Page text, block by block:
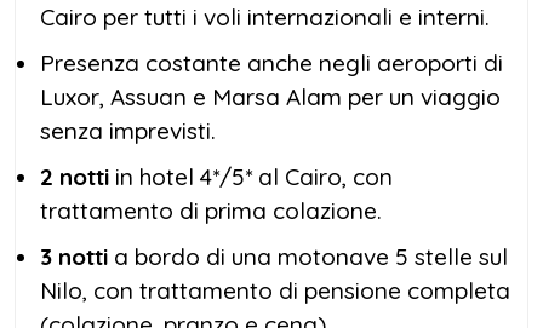
Cairo per tutti i voli internazionali e interni.
Presenza costante anche negli aeroporti di
Luxor, Assuan e Marsa Alam per un viaggio
senza imprevisti.
2 notti in hotel 4*/5* al Cairo, con
trattamento di prima colazione.
3 notti a bordo di una motonave 5 stelle sul
Nilo, con trattamento di pensione completa